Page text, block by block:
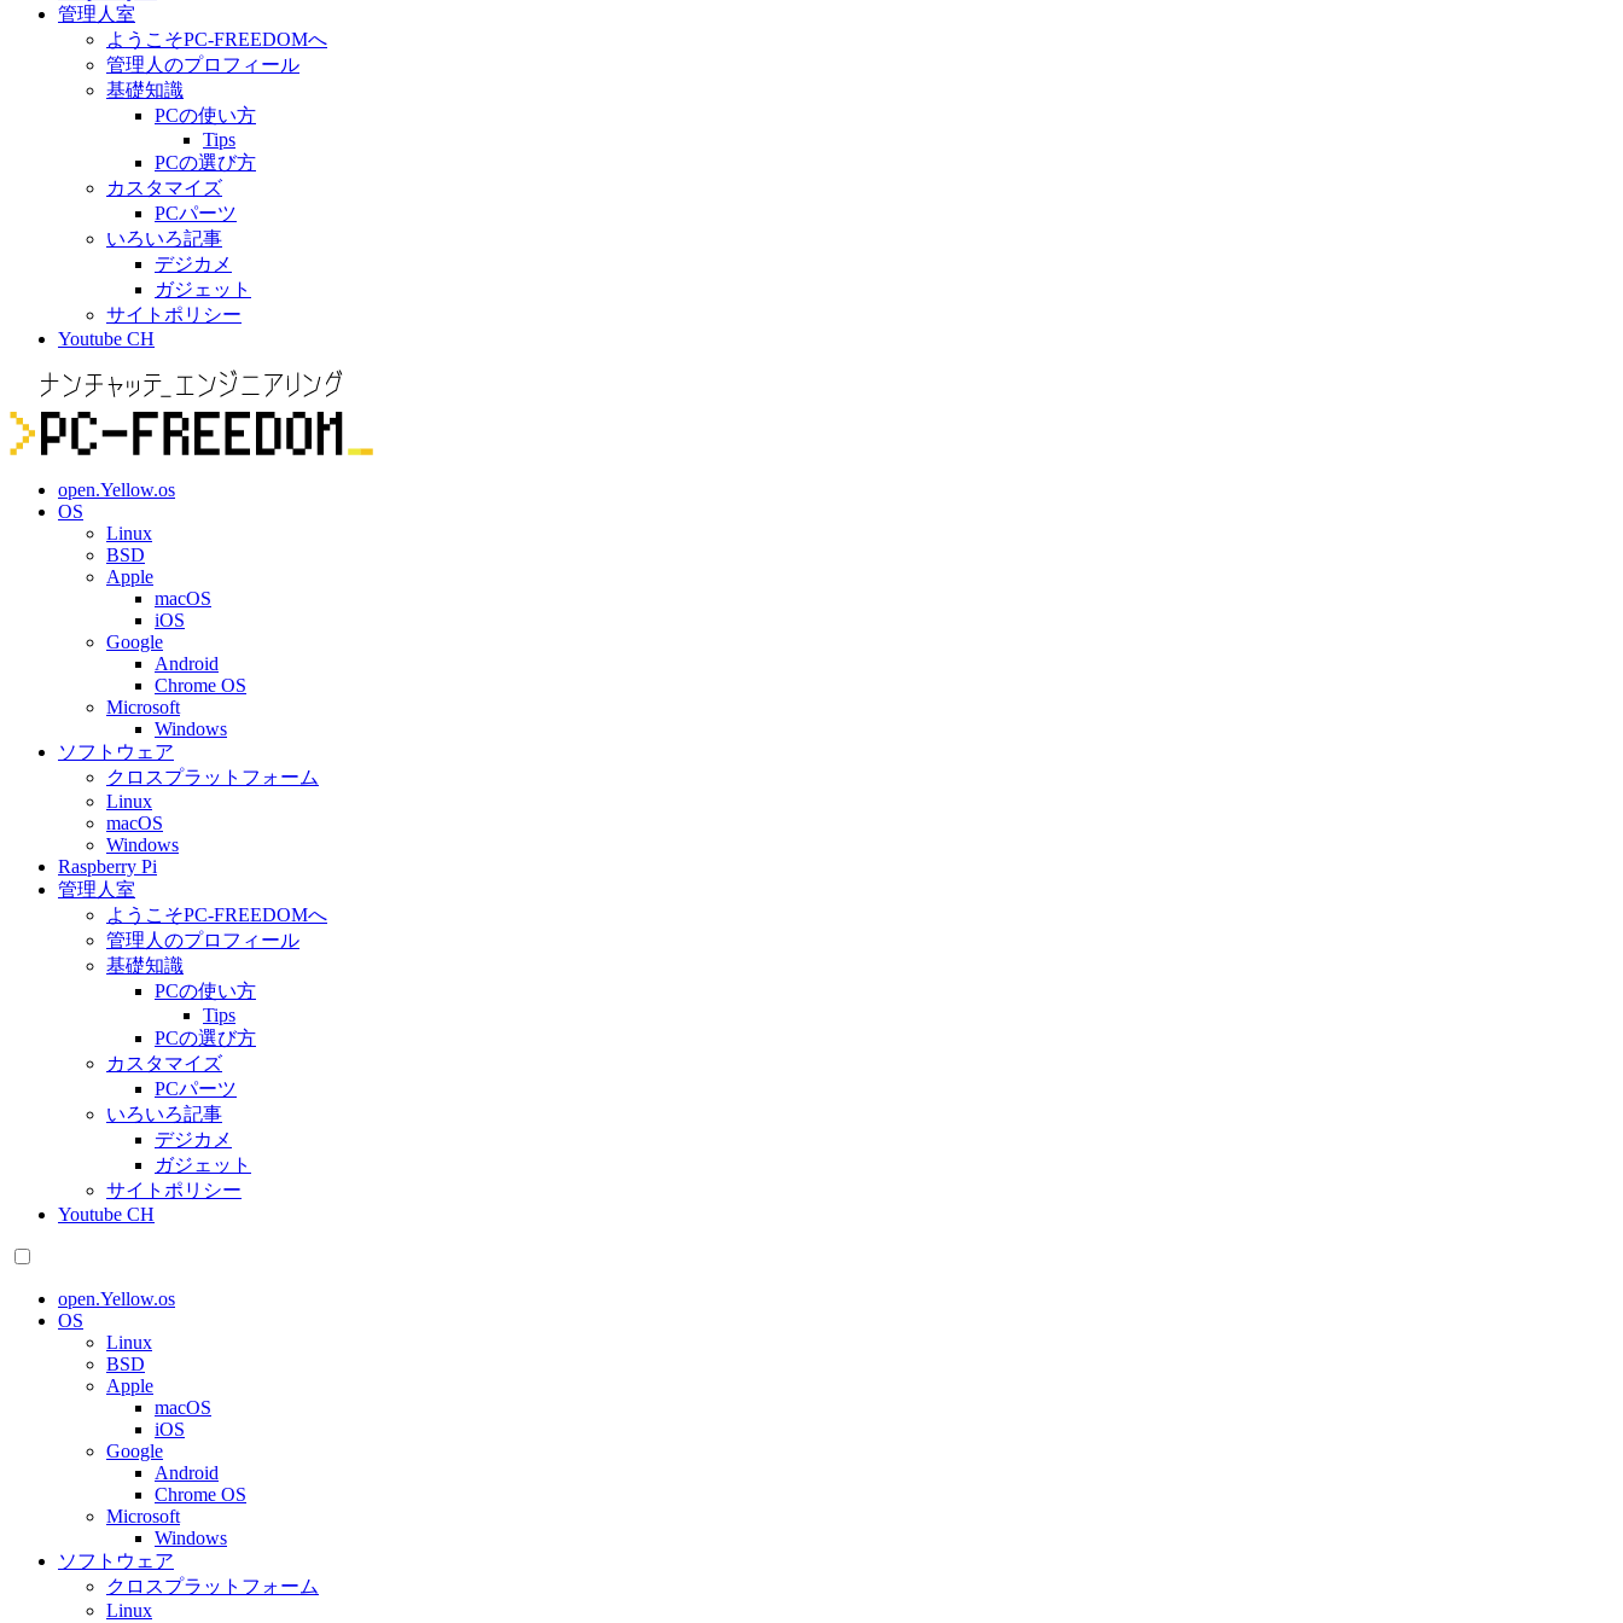
管理人室
ようこそPC-FREEDOMへ
管理人のプロフィール
基礎知識
PCの使い方
Tips
PCの選び方
カスタマイズ
PCパーツ
いろいろ記事
デジカメ
ガジェット
サイトポリシー
Youtube CH
open.Yellow.os
OS
Linux
BSD
Apple
macOS
iOS
Google
Android
Chrome OS
Microsoft
Windows
ソフトウェア
クロスプラットフォーム
Linux
macOS
Windows
Raspberry Pi
管理人室
ようこそPC-FREEDOMへ
管理人のプロフィール
基礎知識
PCの使い方
Tips
PCの選び方
カスタマイズ
PCパーツ
いろいろ記事
デジカメ
ガジェット
サイトポリシー
Youtube CH
open.Yellow.os
OS
Linux
BSD
Apple
macOS
iOS
Google
Android
Chrome OS
Microsoft
Windows
ソフトウェア
クロスプラットフォーム
Linux